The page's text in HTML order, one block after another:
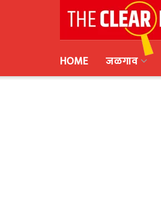
HOME
जळगाव